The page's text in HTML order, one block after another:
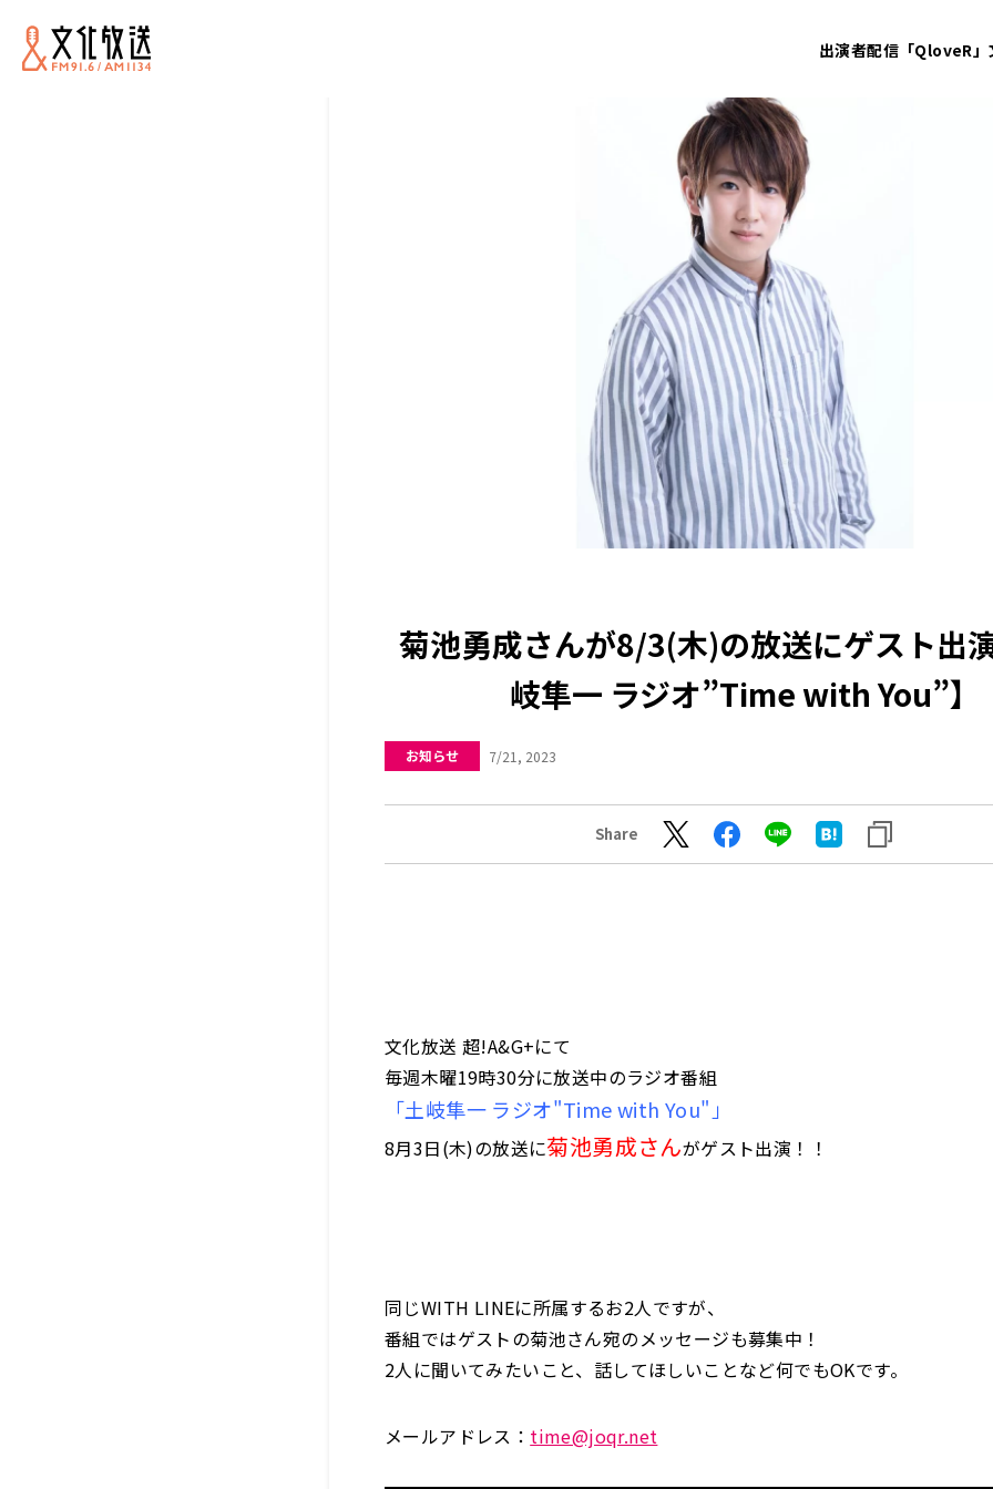
出演者配信「QloveR」
菊池勇成さんが8/3(木)の放送にゲスト出
岐隼一 ラジオ”Time with You”】
お知らせ 7/21, 2023
Share
文化放送 超!A&G+にて
毎週木曜19時30分に放送中のラジオ番組
「土岐隼一 ラジオ"Time with You"」
8月3日(木)の放送に菊池勇成さんがゲスト出演！！
同じWITH LINEに所属するお2人ですが、
番組ではゲストの菊池さん宛のメッセージも募集中！
2人に聞いてみたいこと、話してほしいことなど何でもOKです。
メールアドレス： time@joqr.net